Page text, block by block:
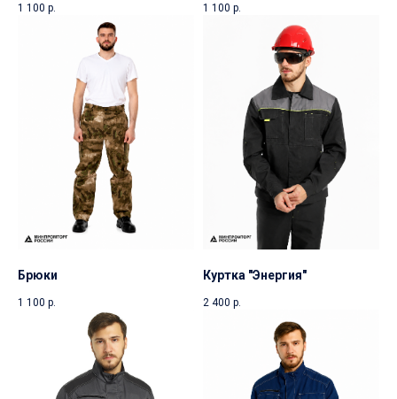
1 100 р. 1 100 р.
Брюки
1 100 р.
Куртка "Энергия"
2 400 р.